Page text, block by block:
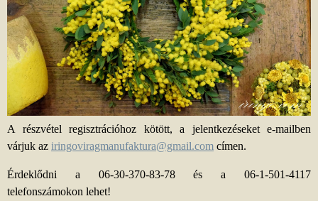
A részvétel regisztrációhoz kötött, a jelentkezéseket e-mailben
várjuk az iringoviragmanufaktura@gmail.com címen.
Érdeklődni a 06-30-370-83-78 és a 06-1-501-4117
telefonszámokon lehet!